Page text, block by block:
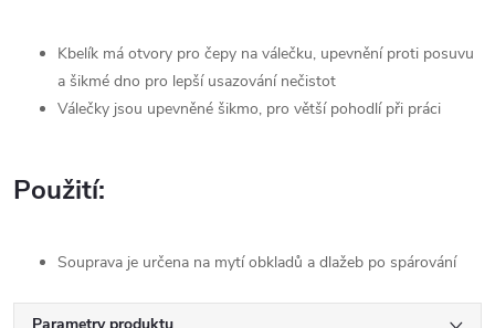
Kbelík má otvory pro čepy na válečku, upevnění proti posuvu
a šikmé dno pro lepší usazování nečistot
Válečky jsou upevněné šikmo, pro větší pohodlí při práci
Použití:
Souprava je určena na mytí obkladů a dlažeb po spárování